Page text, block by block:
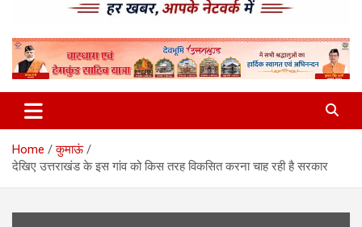
Network10tv
Home
कुमाऊं
देखिए उत्तराखंड के इस गांव को किस तरह विकसित करना चाह रही है सरकार